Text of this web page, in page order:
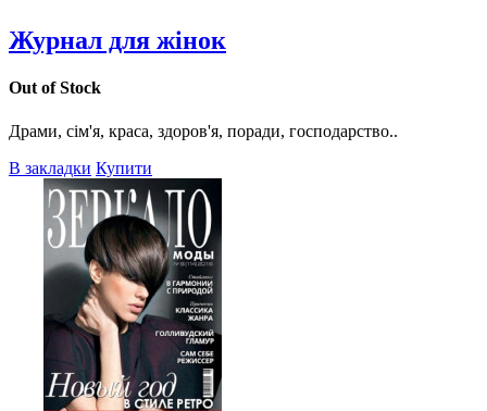
Журнал для жінок
Out of Stock
Драми, сім'я, краса, здоров'я, поради, господарство..
В закладки Купити